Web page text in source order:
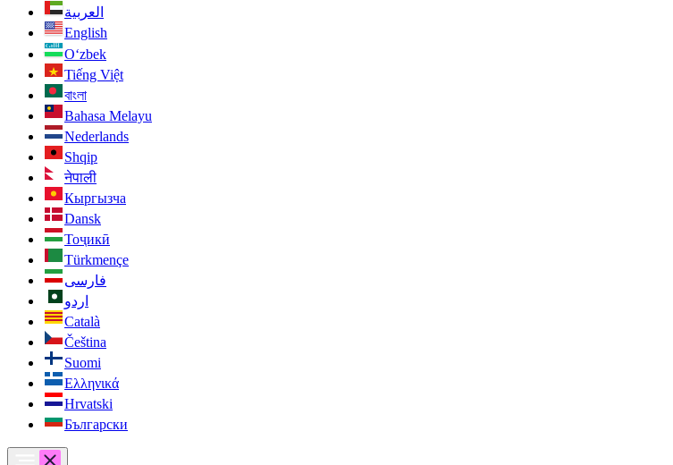
العربية
English
O‘zbek
Tiếng Việt
বাংলা
Bahasa Melayu
Nederlands
Shqip
नेपाली
Кыргызча
Dansk
Тоҷикӣ
Türkmençe
فارسی
اردو
Català
Čeština
Suomi
Ελληνικά
Hrvatski
Български